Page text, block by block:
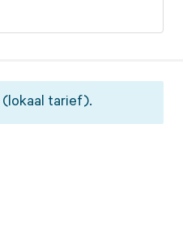
(lokaal tarief).